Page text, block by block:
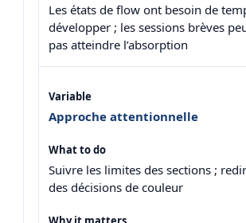
Les états de flow ont besoin de
développer ; les sessions brèves
pas atteindre l’absorption
Approche attentionnelle
Suivre les limites des sections ;
des décisions de couleur